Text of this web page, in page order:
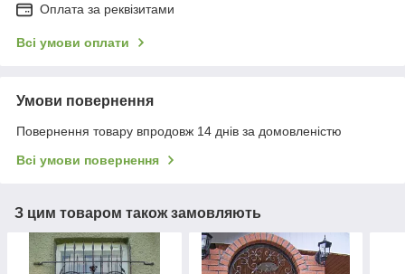
Оплата за реквізитами
Всі умови оплати
Умови повернення
Повернення товару впродовж 14 днів за домовленістю
Всі умови повернення
З цим товаром також замовляють